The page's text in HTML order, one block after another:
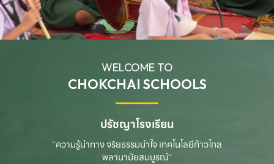
WELCOME TO
CHOKCHAI SCHOOLS
ปรัชญาโรงเรียน
“ความรู้นำทาง จริยธรรมนำใจ เทคโนโลยีก้าวไกล
พลานามัยสมบูรณ์”